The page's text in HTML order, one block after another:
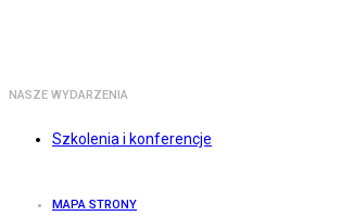
NASZE WYDARZENIA
Szkolenia i konferencje
MAPA STRONY